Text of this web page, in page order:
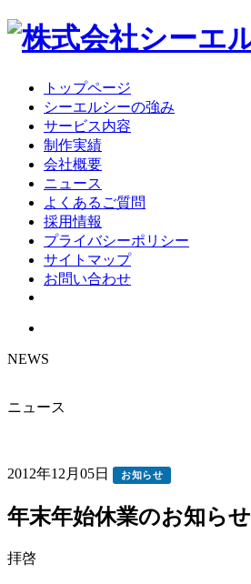
トップページ
シーエルシーの強み
サービス内容
制作実績
会社概要
ニュース
よくあるご質問
採用情報
プライバシーポリシー
サイトマップ
お問い合わせ
NEWS
ニュース
2012年12月05日 お知らせ
年末年始休業のお知らせ
拝啓